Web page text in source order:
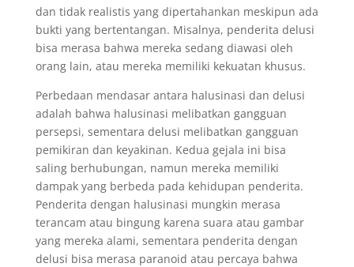
dan tidak realistis yang dipertahankan meskipun ada
bukti yang bertentangan. Misalnya, penderita delusi
bisa merasa bahwa mereka sedang diawasi oleh
orang lain, atau mereka memiliki kekuatan khusus.
Perbedaan mendasar antara halusinasi dan delusi
adalah bahwa halusinasi melibatkan gangguan
persepsi, sementara delusi melibatkan gangguan
pemikiran dan keyakinan. Kedua gejala ini bisa
saling berhubungan, namun mereka memiliki
dampak yang berbeda pada kehidupan penderita.
Penderita dengan halusinasi mungkin merasa
terancam atau bingung karena suara atau gambar
yang mereka alami, sementara penderita dengan
delusi bisa merasa paranoid atau percaya bahwa